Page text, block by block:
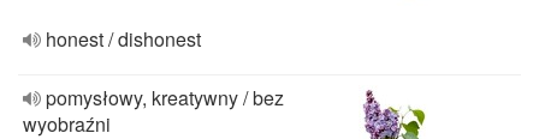
honest / dishonest
pomysłowy, kreatywny / bez
wyobraźni